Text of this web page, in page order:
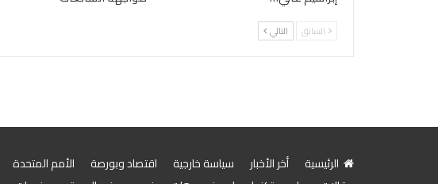
السابق التالي
الرئيسية أخر الأخبار سياسة خارجية اقتصاد وبورصة الأمم المتحدة